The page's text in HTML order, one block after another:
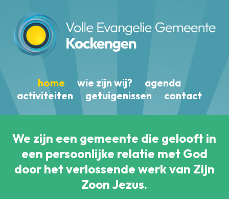
home wie zijn wij?
agenda
activiteiten
getuigenissen contact
We zijn een gemeente die gelooft in
een persoonlijke relatie met God
door het verlossende werk van Zijn
Zoon Jezus.